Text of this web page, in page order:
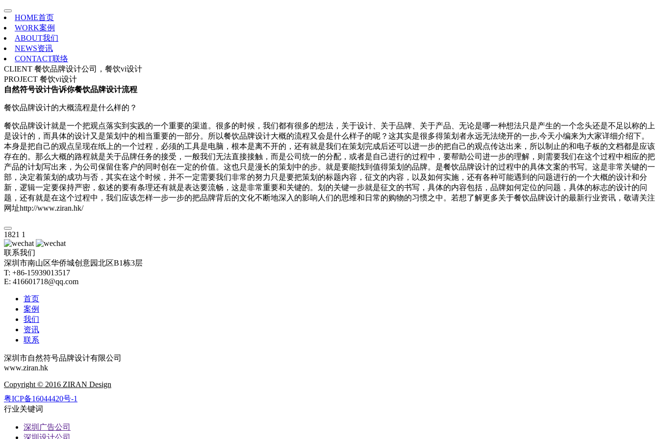
HOME首页
WORK案例
ABOUT我们
NEWS资讯
CONTACT联络
CLIENT 餐饮品牌设计公司，餐饮vi设计
PROJECT 餐饮vi设计
自然符号设计告诉你餐饮品牌设计流程
餐饮品牌设计的大概流程是什么样的？
餐饮品牌设计就是一个把观点落实到实践的一个重要的渠道。很多的时候，我们都有很多的想法，关于设计、关于品牌、关于产品、无论是哪一种想法只是产生的一个念头还是不足以称的上
是设计的，而具体的设计又是策划中的相当重要的一部分。所以餐饮品牌设计大概的流程又会是什么样子的呢？这其实是很多得策划者永远无法绕开的一步,今天小编来为大家详细介绍下。
本身是把自己的观点呈现在纸上的一个过程，必须的工具是电脑，根本是离不开的，还有就是我们在策划完成后还可以进一步的把自己的观点传达出来，所以制止的和电子板的文档都是应该
存在的。那么大概的路程就是关于品牌任务的接受，一般我们无法直接接触，而是公司统一的分配，或者是自己进行的过程中，要帮助公司进一步的理解，则需要我们在这个过程中相应的把
产品的计划写出来，为公司保留住客户的同时创在一定的价值。这也只是漫长的策划中的步。就是要能找到值得策划的品牌。是餐饮品牌设计的过程中的具体文案的书写。这是非常关键的一
部，决定着策划的成功与否，其实在这个时候，并不一定需要我们非常的努力只是要把策划的标题内容，征文的内容，以及如何实施，还有各种可能遇到的问题进行的一个大概的设计和分
新，逻辑一定要保持严密，叙述的要有条理还有就是表达要流畅，这是非常重要和关键的。划的关键一步就是征文的书写，具体的内容包括，品牌如何定位的问题，具体的标志的设计的问
题，还有就是在这个过程中，我们应该怎样一步一步的把品牌背后的文化不断地深入的影响人们的思维和日常的购物的习惯之中。若想了解更多关于餐饮品牌设计的最新行业资讯，敬请关注
网址http://www.ziran.hk/
1821 1
联系我们
深圳市南山区华侨城创意园北区B1栋3层
T: +86-15939013517
E: 416601718@qq.com
首页
案例
我们
资讯
联系
深圳市自然符号品牌设计有限公司
www.ziran.hk
Copyright © 2016 ZIRAN Design
粤ICP备16044420号-1
行业关键词
深圳广告公司
深圳设计公司